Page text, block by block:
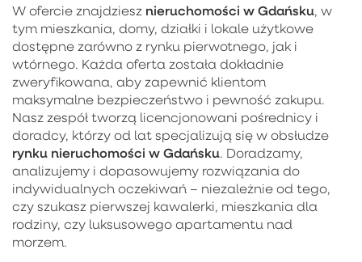
W ofercie znajdziesz nieruchomości w Gdańsku, w
tym mieszkania, domy, działki i lokale użytkowe
dostępne zarówno z rynku pierwotnego, jak i
wtórnego. Każda oferta została dokładnie
zweryfikowana, aby zapewnić klientom
maksymalne bezpieczeństwo i pewność zakupu.
Nasz zespół tworzą licencjonowani pośrednicy i
doradcy, którzy od lat specjalizują się w obsłudze
rynku nieruchomości w Gdańsku. Doradzamy,
analizujemy i dopasowujemy rozwiązania do
indywidualnych oczekiwań – niezależnie od tego,
czy szukasz pierwszej kawalerki, mieszkania dla
rodziny, czy luksusowego apartamentu nad
morzem.